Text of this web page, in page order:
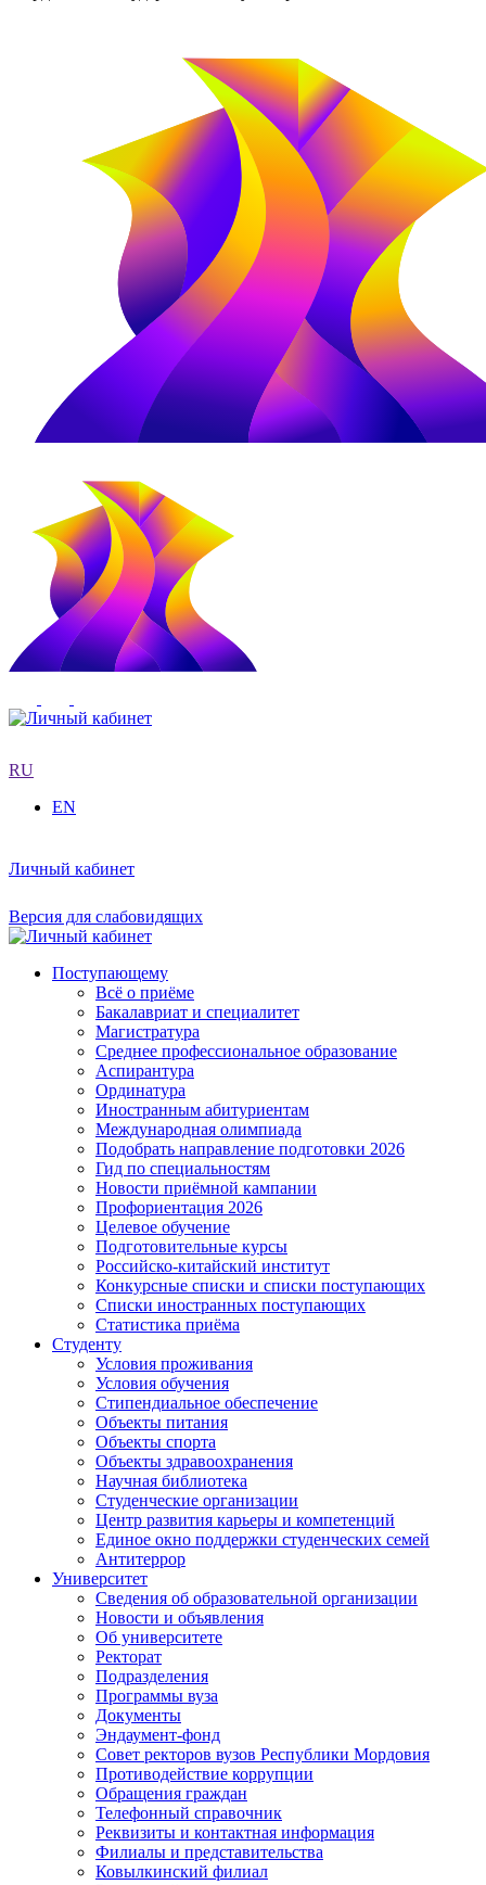
RU
EN
Личный кабинет
Версия для слабовидящих
Поступающему
Всё о приёме
Бакалавриат и специалитет
Магистратура
Среднее профессиональное образование
Аспирантура
Ординатура
Иностранным абитуриентам
Международная олимпиада
Подобрать направление подготовки 2026
Гид по специальностям
Новости приёмной кампании
Профориентация 2026
Целевое обучение
Подготовительные курсы
Российско-китайский институт
Конкурсные списки и списки поступающих
Списки иностранных поступающих
Статистика приёма
Студенту
Условия проживания
Условия обучения
Стипендиальное обеспечение
Объекты питания
Объекты спорта
Объекты здравоохранения
Научная библиотека
Студенческие организации
Центр развития карьеры и компетенций
Единое окно поддержки студенческих семей
Антитеррор
Университет
Сведения об образовательной организации
Новости и объявления
Об университете
Ректорат
Подразделения
Программы вуза
Документы
Эндаумент-фонд
Совет ректоров вузов Республики Мордовия
Противодействие коррупции
Обращения граждан
Телефонный справочник
Реквизиты и контактная информация
Филиалы и представительства
Ковылкинский филиал